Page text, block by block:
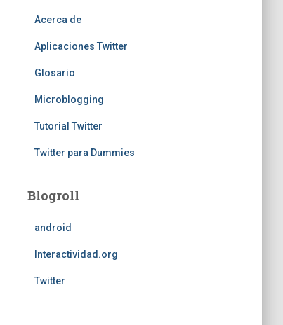
Acerca de
Aplicaciones Twitter
Glosario
Microblogging
Tutorial Twitter
Twitter para Dummies
Blogroll
android
Interactividad.org
Twitter